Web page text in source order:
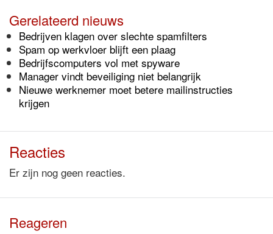
Gerelateerd nieuws
Bedrijven klagen over slechte spamfilters
Spam op werkvloer blijft een plaag
Bedrijfscomputers vol met spyware
Manager vindt beveiliging niet belangrijk
Nieuwe werknemer moet betere mailinstructies
krijgen
Reacties
Er zijn nog geen reacties.
Reageren